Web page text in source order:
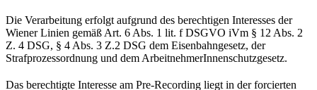
Die Verarbeitung erfolgt aufgrund des berechtigen Interesses der
Wiener Linien gemäß Art. 6 Abs. 1 lit. f DSGVO iVm § 12 Abs. 2
Z. 4 DSG, § 4 Abs. 3 Z.2 DSG dem Eisenbahngesetz, der
Strafprozessordnung und dem ArbeitnehmerInnenschutzgesetz.
Das berechtigte Interesse am Pre-Recording liegt in der forcierten